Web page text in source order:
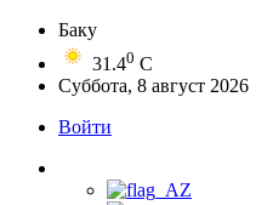
Баку
31.40 C
Суббота, 8 август 2026
Войти